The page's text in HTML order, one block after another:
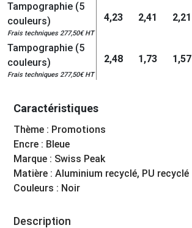
Tampographie (5
couleurs)
Frais techniques 277,50€ HT
4,23 2,41 2,21
Tampographie (5
couleurs)
Frais techniques 277,50€ HT
2,48 1,73 1,57
Caractéristiques
Thème : Promotions
Encre : Bleue
Marque : Swiss Peak
Matière : Aluminium recyclé, PU recyclé
Couleurs : Noir
Description